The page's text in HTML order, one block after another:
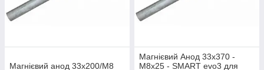
Магнієвий анод 33x200/M8
Магнієвий Анод 33x370 -
M8x25 - SMART evo3 для